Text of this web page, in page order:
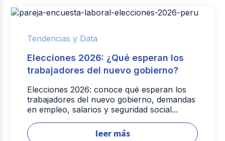
Tendencias y Data
Elecciones 2026: ¿Qué esperan los
trabajadores del nuevo gobierno?
Elecciones 2026: conoce qué esperan los
trabajadores del nuevo gobierno, demandas
en empleo, salarios y seguridad social...
leer más